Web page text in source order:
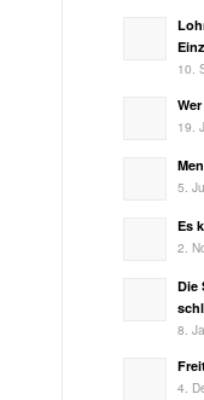
10.
19.
5.
Es
2.
Die
8.
4.